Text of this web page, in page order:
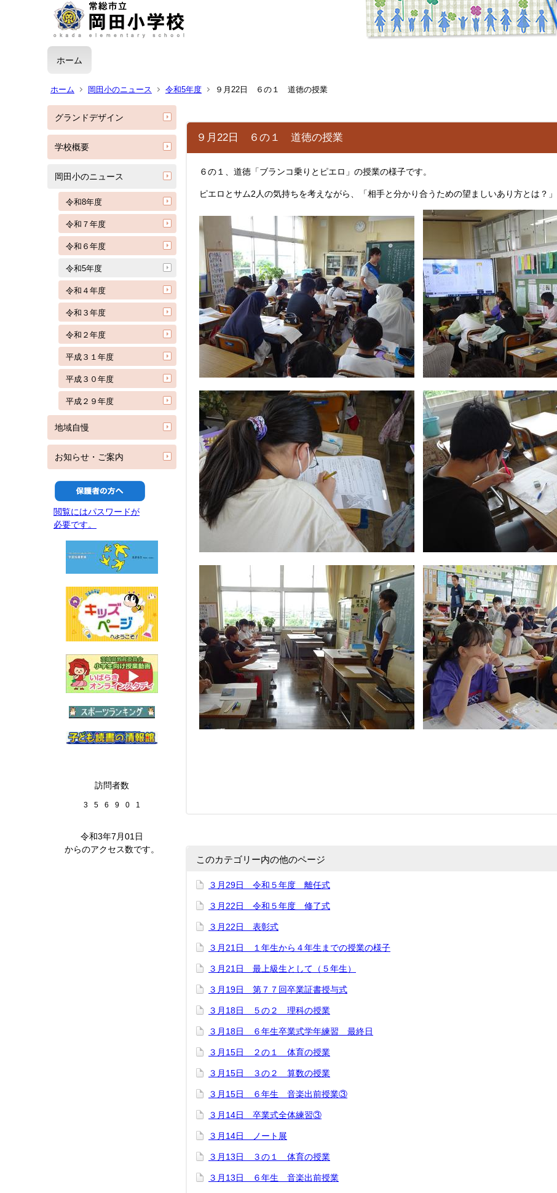
ホーム
ホーム 岡田小のニュース 令和5年度 ９月22日 ６の１ 道徳の授業
グランドデザイン
学校概要
岡田小のニュース
令和8年度
令和７年度
令和６年度
令和5年度
令和４年度
令和３年度
令和２年度
平成３１年度
平成３０年度
平成２９年度
地域自慢
お知らせ・ご案内
閲覧にはパスワードが
必要です。
訪問者数
3 5 6 9 0 1
令和3年7月01日
からのアクセス数です。
９月22日 ６の１ 道徳の授業
６の１、道徳「ブランコ乗りとピエロ」の授業の様子です。
ピエロとサム2人の気持ちを考えながら、「相手と分かり合うための望ましいあり方とは？
このカテゴリー内の他のページ
３月29日 令和５年度 離任式
３月22日 令和５年度 修了式
３月22日 表彰式
３月21日 １年生から４年生までの授業の様子
３月21日 最上級生として（５年生）
３月19日 第７７回卒業証書授与式
３月18日 ５の２ 理科の授業
３月18日 ６年生卒業式学年練習 最終日
３月15日 ２の１ 体育の授業
３月15日 ３の２ 算数の授業
３月15日 ６年生 音楽出前授業③
３月14日 卒業式全体練習③
３月14日 ノート展
３月13日 ３の１ 体育の授業
３月13日 ６年生 音楽出前授業